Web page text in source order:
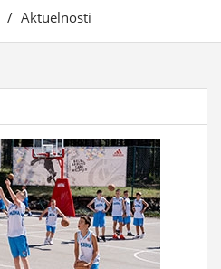
/ Aktuelnosti